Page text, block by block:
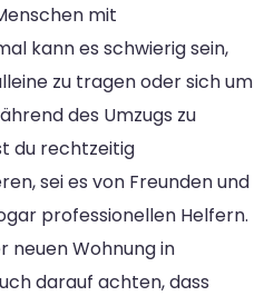
mit
kann es schwierig sein,
zu tragen oder sich um
des Umzugs zu
du rechtzeitig
sei es von Freunden und
professionellen Helfern.
neuen Wohnung in
darauf achten, dass